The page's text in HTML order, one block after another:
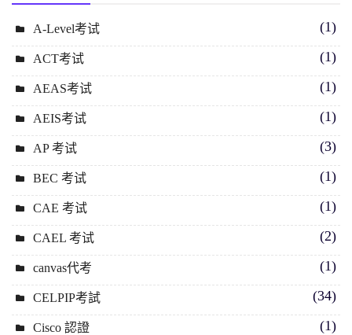
A-Level考试 (1)
ACT考试 (1)
AEAS考试 (1)
AEIS考试 (1)
AP 考试 (3)
BEC 考试 (1)
CAE 考试 (1)
CAEL 考试 (2)
canvas代考 (1)
CELPIP考試 (34)
Cisco 認證 (1)